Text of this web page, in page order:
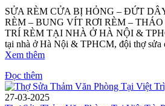
SỬA RÈM CỬA BỊ HỎNG – ĐỨT
RÈM – BUNG VÍT RƠI RÈM –
TRÍ RÈM TẠI NHÀ Ở HÀ NỘI &
tại nhà ở Hà Nội & TPHCM, đội thợ sửa
Xem thêm
Đọc thêm
27-03-2025